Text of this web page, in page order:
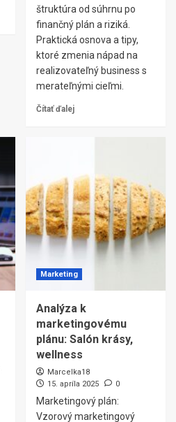
štruktúra od súhrnu po
finančný plán a riziká.
Praktická osnova a tipy,
ktoré zmenia nápad na
realizovateľný business s
merateľnými cieľmi.
Čítať ďalej
Marketing
Analýza k
marketingovému
plánu: Salón krásy,
wellness
Marcelka18
15. apríla 2025
0
Marketingový plán:
Vzorový marketingový